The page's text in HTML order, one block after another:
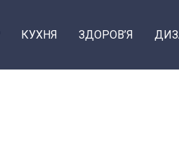
КУХНЯ ЗДОРОВ’Я